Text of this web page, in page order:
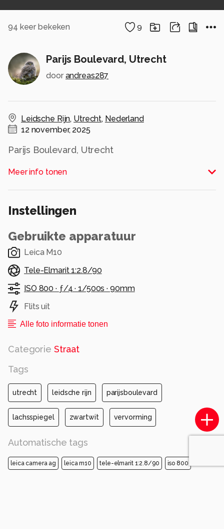
94 keer bekeken 9
Parijs Boulevard, Utrecht
door andreas287
Leidsche Rijn, Utrecht, Nederland
12 november, 2025
Parijs Boulevard, Utrecht
Leica M10, Tele-Elmarit 90mm f2.8, Lachspiegel.
Meer info tonen
Instellingen
Gebruikte apparatuur
Leica M10
Tele-Elmarit 1:2.8/90
ISO 800 · ƒ/4 ·1/500s ·90mm
Flits uit
Alle foto informatie tonen
Categorie Straat
Tags
utrecht leidsche rijn parijsboulevard
lachsspiegel zwartwit vervorming
Automatische tags
leica camera ag leica m10 tele-elmarit 1:2.8/90 iso 800